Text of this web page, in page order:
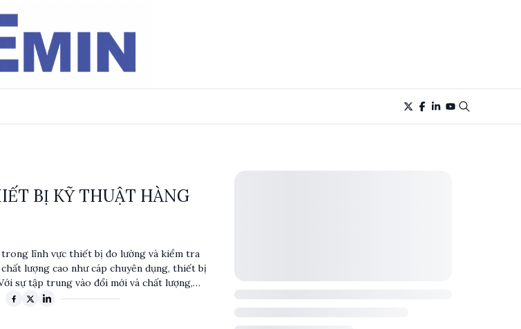
BỊ KỸ THUẬT HÀNG
trong lĩnh vực thiết bị đo lường và kiểm tra
lượng cao như cáp chuyên dụng, thiết bị
sự tập trung vào đổi mới và chất lượng,
nghiệp khác nhau, từ điện lực đến viễn